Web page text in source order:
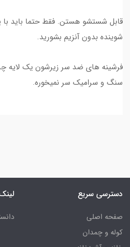
قابل شستشو هستن. فقط حتما باید با
شوینده بدون آنزیم بشورید.
فرشینه های ضد سر زیرشون یک لایه
سنگ و سرامیک سر نمیخوره.
دسترسی سریع
صفحه اصلی
کوله و چمدان